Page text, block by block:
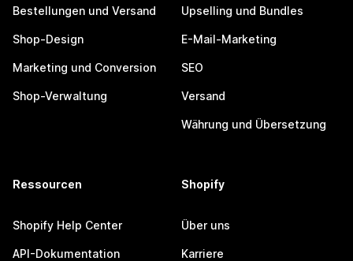
Bestellungen und Versand
Shop-Design
Marketing und Conversion
Shop-Verwaltung
Upselling und Bundles
E-Mail-Marketing
SEO
Versand
Währung und Übersetzung
Ressourcen
Shopify Help Center
API-Dokumentation
Shopify
Über uns
Karriere